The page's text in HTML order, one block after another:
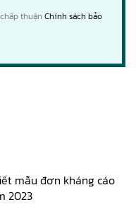
thuận Chính sách bảo
mẫu đơn kháng cáo
2023